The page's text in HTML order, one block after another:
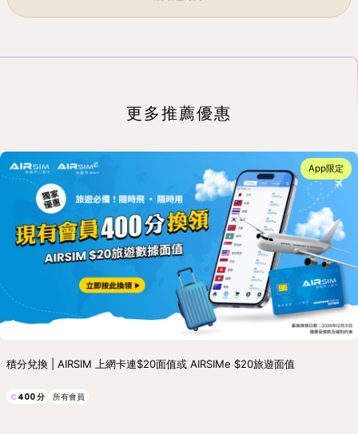
更多推薦優惠
App限定
積分兌換 | AIRSIM 上網卡連$20面值或 AIRSIMe $20旅遊面值
C400分 所有會員